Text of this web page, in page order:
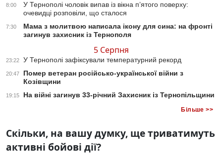
8:00
У Тернополі чоловік випав із вікна п’ятого поверху:
очевидці розповіли, що сталося
7:30
Мама з молитвою написала ікону для сина: на фронті
загинув захисник із Тернополя
5 Серпня
23:22 У Тернополі зафіксували температурний рекорд
20:47
Помер ветеран російсько-української війни з
Козівщини
19:15 На війні загинув 33-річний Захисник із Тернопільщини
Більше >>
Скільки, на вашу думку, ще триватимуть
активні бойові дії?